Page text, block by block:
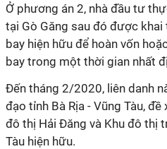
Ở phương án 2, nhà đầu tư
tại Gò Găng sau đó được
bay hiện hữu để hoàn vốn
bay trong một thời gian nhất
Đến tháng 2/2020, liên danh
đạo tỉnh Bà Rịa - Vũng Tàu,
đô thị Hải Đăng và Khu đô thị
Tàu hiện hữu.